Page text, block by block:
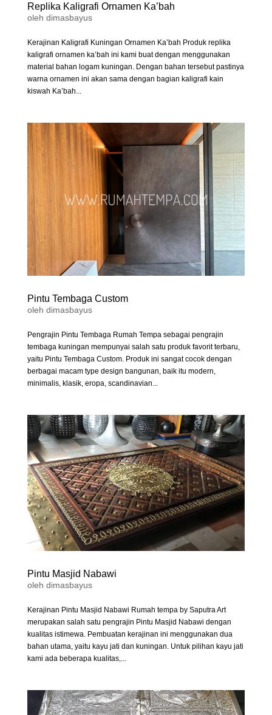
Replika Kaligrafi Ornamen Ka’bah
oleh dimasbayus
Kerajinan Kaligrafi Kuningan Ornamen Ka’bah Produk replika
kaligrafi ornamen ka’bah ini kami buat dengan menggunakan
material bahan logam kuningan. Dengan bahan tersebut pastinya
warna ornamen ini akan sama dengan bagian kaligrafi kain
kiswah Ka’bah...
Pintu Tembaga Custom
oleh dimasbayus
Pengrajin Pintu Tembaga Rumah Tempa sebagai pengrajin
tembaga kuningan mempunyai salah satu produk favorit terbaru,
yaitu Pintu Tembaga Custom. Produk ini sangat cocok dengan
berbagai macam type design bangunan, baik itu modern,
minimalis, klasik, eropa, scandinavian...
Pintu Masjid Nabawi
oleh dimasbayus
Kerajinan Pintu Masjid Nabawi Rumah tempa by Saputra Art
merupakan salah satu pengrajin Pintu Masjid Nabawi dengan
kualitas istimewa. Pembuatan kerajinan ini menggunakan dua
bahan utama, yaitu kayu jati dan kuningan. Untuk pilihan kayu jati
kami ada beberapa kualitas,...